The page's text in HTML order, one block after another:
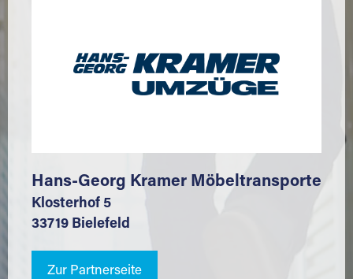
Hans-Georg Kramer Möbeltransporte
Klosterhof 5
33719 Bielefeld
Zur Partnerseite